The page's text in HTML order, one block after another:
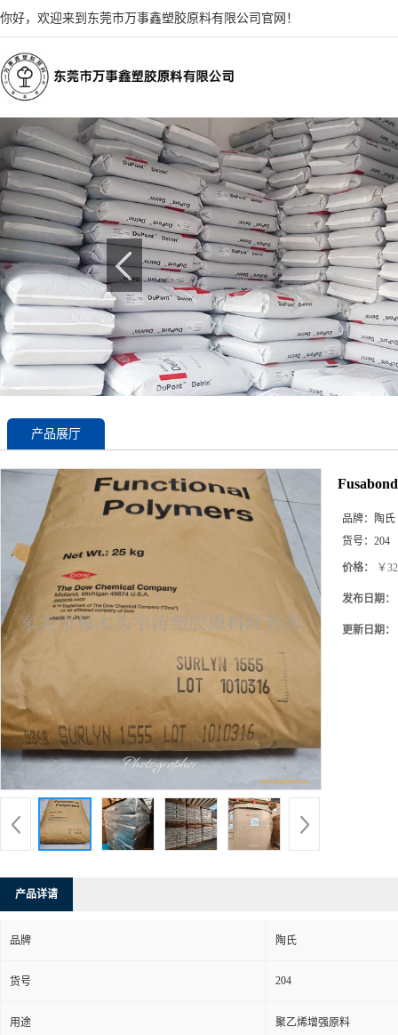
你好，欢迎来到东莞市万事鑫塑胶原料有限公司官网！
产品展厅
品牌：
陶氏
货号： 204
价格： ￥
发布日期：
更新日期：
产品详请
品牌 陶氏
货号 204
用途 聚乙烯增强原料